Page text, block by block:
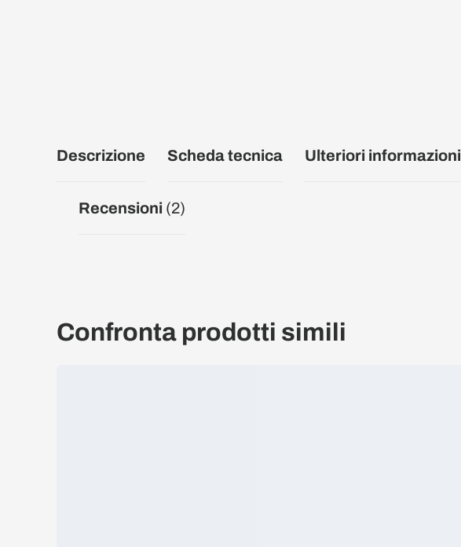
Descrizione Scheda tecnica Ulteriori informazioni
Recensioni (2)
Confronta prodotti simili